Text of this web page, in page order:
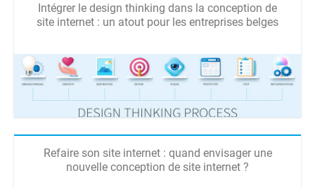
Intégrer le design thinking dans la conception de
site internet : un atout pour les entreprises belges
Refaire son site internet : quand envisager une
nouvelle conception de site internet ?